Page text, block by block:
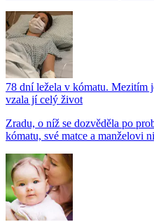
78 dní ležela v kómatu. Mezitím
vzala jí celý život
Zradu, o níž se dozvěděla po
kómatu, své matce a manželovi